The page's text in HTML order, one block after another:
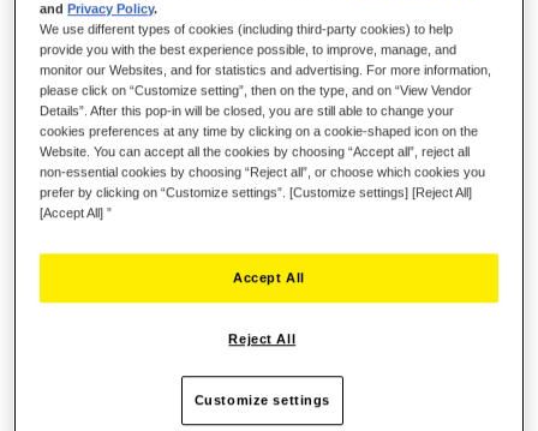
De Hercules Stream 200 XLR is een audiocontroller met een
ingebouwde geluidskaart, waarmee streamers de audiomix
waarnaar ze luisteren kunnen scheiden van de mix die voor
hun publiek wordt afgespeeld. Dankzij deze audiocontroller
met een ingebouwd LCD-scherm kun u al uw audiobronnen in
realtime beheren: games, chatsoftware, muziek, XLR
microfoon, gameconsole, tweede computer en meer.
ervaring op maat door het geluidsniveau van elke audiotrack
lager zetten en het geluid al of niet dempe
andPrivacy Policy.
We use different types of cookies (including third-party cookies) to help
provide you with the best experience possible, to improve, manage, and
monitor our Websites, and for statistics and advertising. For more information,
please click on “Customize setting”, then on the type, and on “View Vendor
Details”. After this pop-in will be closed, you are still able to change your
cookies preferences at any time by clicking on a cookie-shaped icon on the
Website. You can accept all the cookies by choosing “Accept all”, reject all
non-essential cookies by choosing “Reject all”, or choose which cookies you
prefer by clicking on “Customize settings”. [Customize settings] [Reject All]
[Accept All] ”
Reject All
Accept All
Customize settings